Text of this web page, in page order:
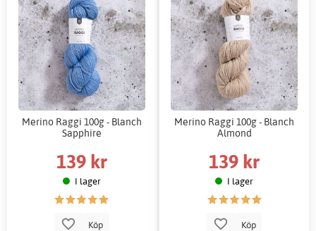
Merino Raggi 100g - Blanch
Sapphire
139 kr
I lager
Köp
Merino Raggi 100g - Blanch
Almond
139 kr
I lager
Köp